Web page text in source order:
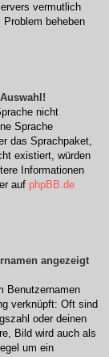
vermutlich
beheben
nicht
Sprache
das Sprachpaket,
existiert, würden
Informationen
auf phpBB.de
angezeigt
Benutzernamen
verknüpft: Oft sind
oder deinen
Bild wird auch als
um ein